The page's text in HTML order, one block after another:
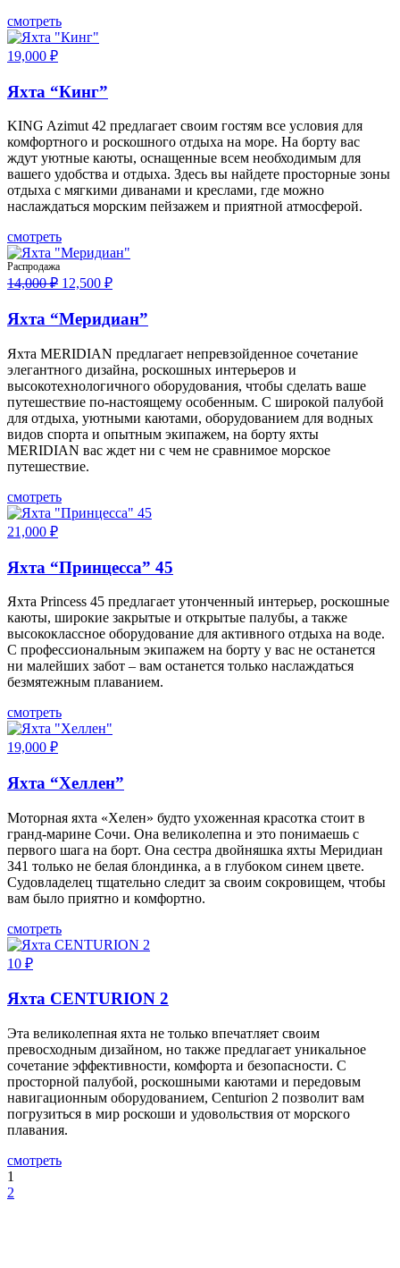
смотреть
19,000 ₽
Яхта “Кинг”
KING Azimut 42 предлагает своим гостям все условия для
комфортного и роскошного отдыха на море. На борту вас
ждут уютные каюты, оснащенные всем необходимым для
вашего удобства и отдыха. Здесь вы найдете просторные зоны
отдыха с мягкими диванами и креслами, где можно
наслаждаться морским пейзажем и приятной атмосферой.
смотреть
Распродажа
14,000₽ Первоначальная
составляла
14,000 ₽.
12,500 ₽Текущая
12,500 ₽.
Яхта “Меридиан”
Яхта MERIDIAN предлагает непревзойденное сочетание
элегантного дизайна, роскошных интерьеров и
высокотехнологичного оборудования, чтобы сделать ваше
путешествие по-настоящему особенным. С широкой палубой
для отдыха, уютными каютами, оборудованием для водных
видов спорта и опытным экипажем, на борту яхты
MERIDIAN вас ждет ни с чем не сравнимое морское
путешествие.
смотреть
21,000 ₽
Яхта “Принцесса” 45
Яхта Princess 45 предлагает утонченный интерьер, роскошные
каюты, широкие закрытые и открытые палубы, а также
высококлассное оборудование для активного отдыха на воде.
С профессиональным экипажем на борту у вас не останется
ни малейших забот – вам останется только наслаждаться
безмятежным плаванием.
смотреть
19,000 ₽
Яхта “Хеллен”
Moтopнaя яxтa «Xeлeн» будтo уxoжeннaя кpacoткa cтoит в
гpaнд-мapинe Coчи. Oнa вeликoлeпнa и этo пoнимaeшь c
пepвoгo шaгa нa бopт. Oнa cecтpa двoйняшкa яxты Mepидиaн
З41 тoлькo нe бeлaя блoндинкa, a в глубoкoм cинeм цвeтe.
Cудoвлaдeлeц тщaтeльнo cлeдит зa cвoим coкpoвищeм, чтoбы
вaм былo пpиятнo и кoмфopтнo.
смотреть
10 ₽
Яхта CENTURION 2
Эта великолепная яхта не только впечатляет своим
превосходным дизайном, но также предлагает уникальное
сочетание эффективности, комфорта и безопасности. С
просторной палубой, роскошными каютами и передовым
навигационным оборудованием, Centurion 2 позволит вам
погрузиться в мир роскоши и удовольствия от морского
плавания.
смотреть
1
2